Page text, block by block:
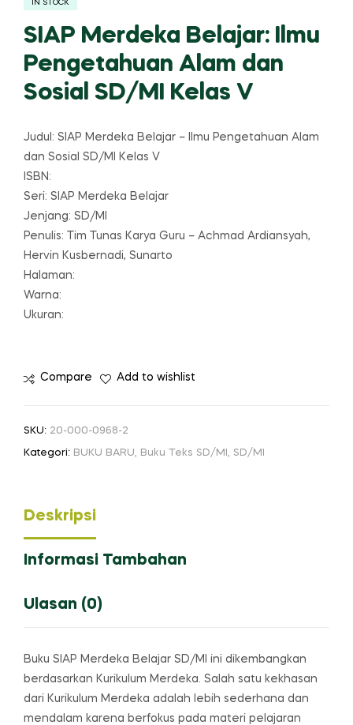
IN STOCK
SIAP Merdeka Belajar: Ilmu
Pengetahuan Alam dan
Sosial SD/MI Kelas V
Judul: SIAP Merdeka Belajar – Ilmu Pengetahuan Alam
dan Sosial SD/MI Kelas V
ISBN:
Seri: SIAP Merdeka Belajar
Jenjang: SD/MI
Penulis: Tim Tunas Karya Guru – Achmad Ardiansyah,
Hervin Kusbernadi, Sunarto
Halaman:
Warna:
Ukuran:
Compare Add to wishlist
SKU: 20-000-0968-2
Kategori: BUKU BARU, Buku Teks SD/MI , SD/MI
Deskripsi
Informasi Tambahan
Ulasan (0)
Buku SIAP Merdeka Belajar SD/MI ini dikembangkan
berdasarkan Kurikulum Merdeka. Salah satu kekhasan
dari Kurikulum Merdeka adalah lebih sederhana dan
mendalam karena berfokus pada materi pelajaran